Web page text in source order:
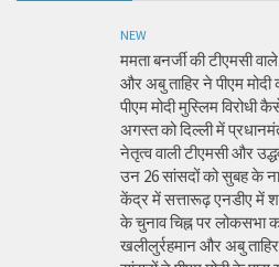
NEW
ममता बनर्जी की टीएमसी
और अबु ताहिर ने पीएम
पीएम मोदी मुस्लिम
अगस्त को दिल्ली में
नेतृत्व वाली टीएमसी और
उन 26 सांसदों को सुबह के
केंद्र में सत्तारूढ़ एनडीए में
के चुनाव चिह्न पर लोकसभा
खलीलुर्रहमान और अबु